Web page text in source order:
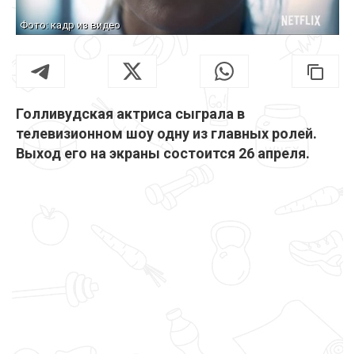
Фото: кадр из видео
Голливудская актриса сыграла в
телевизионном шоу одну из главных ролей.
Выход его на экраны состоится 26 апреля.